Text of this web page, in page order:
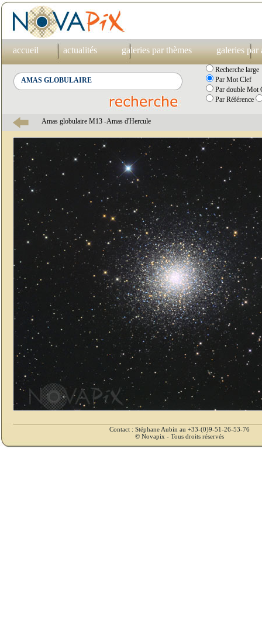
accueil actualités galeries par thèmes galeries par
Recherche large
Par Mot Clef
Par double Mot
Par Référence
Amas globulaire M13 -Amas d'Hercule
Contact : Stéphane Aubin au +33-(0)9-51-26-53-76
© Novapix - Tous droits réservés